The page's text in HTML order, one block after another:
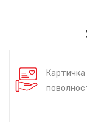
Картичка